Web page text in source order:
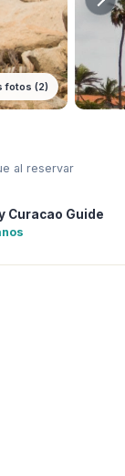
fotos (2)
al reservar
Curacao Guide